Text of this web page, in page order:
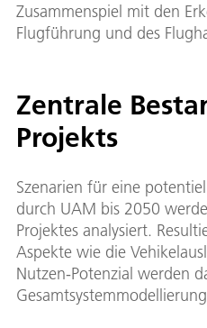
Zusammenspiel mit den
Flugführung und des
Zentrale
Projekts
Szenarien für eine
durch UAM bis 2050
Projektes analysiert.
Aspekte wie die
Nutzen-Potenzial werden